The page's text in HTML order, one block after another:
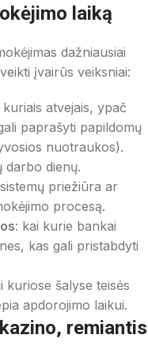
laiką
dažniausiai
įvairūs veiksniai:
kuriais atvejais, ypač
paprašyti papildomų
nuotraukos).
darbo dienų.
priežiūra ar
procesą.
: kai kurie bankai
kas gali pristabdyti
kuriose šalyse teisės
apdorojimo laikui.
remiantis